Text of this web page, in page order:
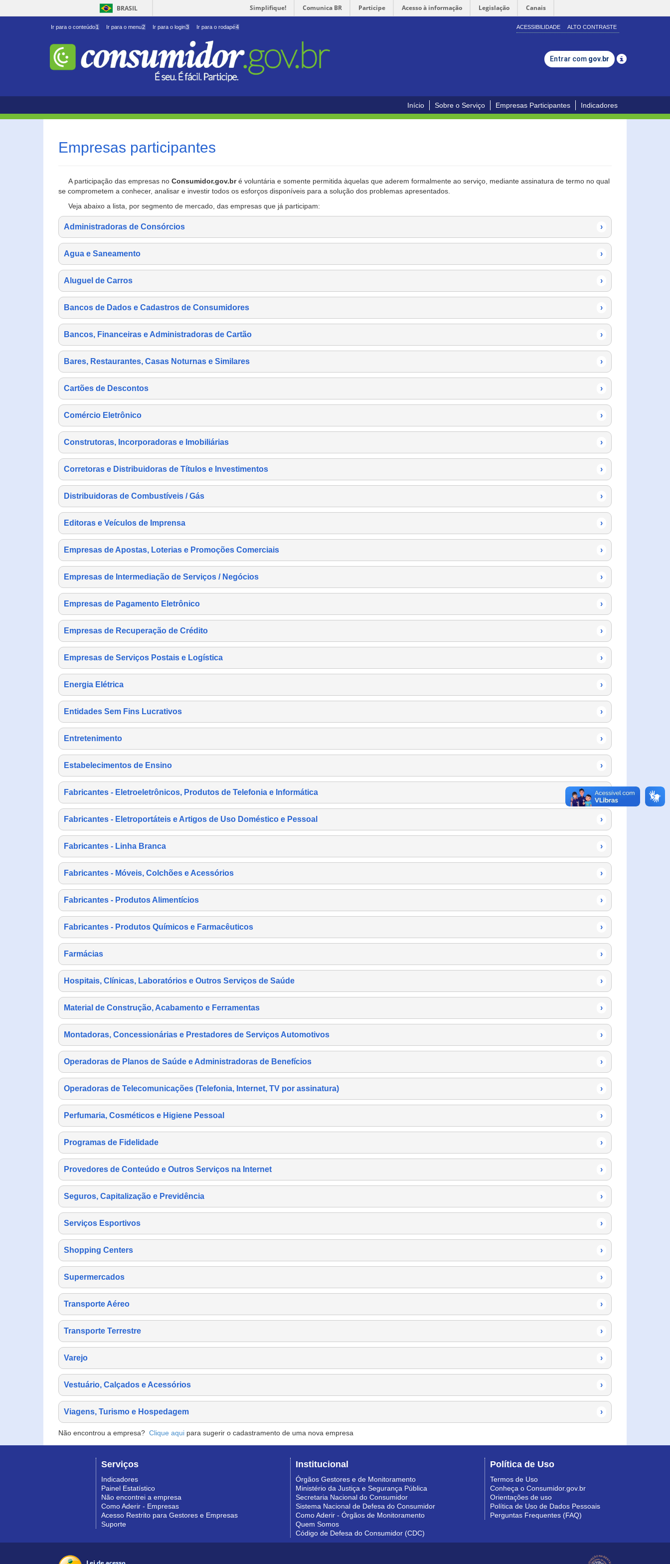
BRASIL Simplifique! Comunica BR Participe Acesso à informação Legislação Canais
Ir para o conteúdo1 Ir para o menu2 Ir para o login3 Ir para o rodapé4 ACESSIBILIDADE ALTO CONTRASTE
Entrar com gov.br
Início Sobre o Serviço Empresas Participantes Indicadores
Empresas participantes
A participação das empresas no Consumidor.gov.bré voluntária e somente permitida àquelas que aderem formalmente ao serviço, mediante assinatura de termo no qual
se comprometem a conhecer, analisar e investir todos os esforços disponíveis para a solução dos problemas apresentados.
Veja abaixo a lista, por segmento de mercado, das empresas que já participam:
Administradoras de Consórcios ›
Agua e Saneamento ›
Aluguel de Carros ›
Bancos de Dados e Cadastros de Consumidores ›
Bancos, Financeiras e Administradoras de Cartão ›
Bares, Restaurantes, Casas Noturnas e Similares ›
Cartões de Descontos ›
Comércio Eletrônico ›
Construtoras, Incorporadoras e Imobiliárias ›
Corretoras e Distribuidoras de Títulos e Investimentos ›
Distribuidoras de Combustíveis / Gás ›
Editoras e Veículos de Imprensa ›
Empresas de Apostas, Loterias e Promoções Comerciais ›
Empresas de Intermediação de Serviços / Negócios ›
Empresas de Pagamento Eletrônico ›
Empresas de Recuperação de Crédito ›
Empresas de Serviços Postais e Logística ›
Energia Elétrica ›
Entidades Sem Fins Lucrativos ›
Entretenimento ›
Estabelecimentos de Ensino ›
Fabricantes - Eletroeletrônicos, Produtos de Telefonia e Informática ›
Fabricantes - Eletroportáteis e Artigos de Uso Doméstico e Pessoal ›
Fabricantes - Linha Branca ›
Fabricantes - Móveis, Colchões e Acessórios ›
Fabricantes - Produtos Alimentícios ›
Fabricantes - Produtos Químicos e Farmacêuticos ›
Farmácias ›
Hospitais, Clínicas, Laboratórios e Outros Serviços de Saúde ›
Material de Construção, Acabamento e Ferramentas ›
Montadoras, Concessionárias e Prestadores de Serviços Automotivos ›
Operadoras de Planos de Saúde e Administradoras de Benefícios ›
Operadoras de Telecomunicações (Telefonia, Internet, TV por assinatura) ›
Perfumaria, Cosméticos e Higiene Pessoal ›
Programas de Fidelidade ›
Provedores de Conteúdo e Outros Serviços na Internet ›
Seguros, Capitalização e Previdência ›
Serviços Esportivos ›
Shopping Centers ›
Supermercados ›
Transporte Aéreo ›
Transporte Terrestre ›
Varejo ›
Vestuário, Calçados e Acessórios ›
Viagens, Turismo e Hospedagem ›
Não encontrou a empresa? Clique aqui para sugerir o cadastramento de uma nova empresa
Serviços
Indicadores
Painel Estatístico
Não encontrei a empresa
Como Aderir - Empresas
Acesso Restrito para Gestores e Empresas
Suporte
Institucional
Órgãos Gestores e de Monitoramento
Ministério da Justiça e Segurança Pública
Secretaria Nacional do Consumidor
Sistema Nacional de Defesa do Consumidor
Como Aderir - Órgãos de Monitoramento
Quem Somos
Código de Defesa do Consumidor (CDC)
Política de Uso
Termos de Uso
Conheça o Consumidor.gov.br
Orientações de uso
Política de Uso de Dados Pessoais
Perguntas Frequentes (FAQ)